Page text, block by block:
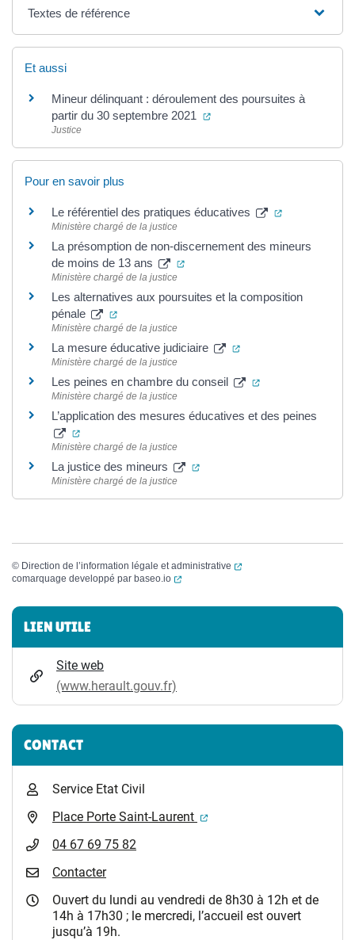
Textes de référence
Et aussi
Mineur délinquant : déroulement des poursuites à
partir du 30 septembre 2021
(ouverture dans un nouvel
Justice
Pour en savoir plus
Le référentiel des pratiques éducatives (ouverture
Ministère chargé de la justice
La présomption de non-discernement des mineurs
de moins de 13 ans
(ouverture dans un nouvel
Ministère chargé de la justice
Les alternatives aux poursuites et la composition
pénale
(ouverture dans un nouvel onglet)
Ministère chargé de la justice
La mesure éducative judiciaire (ouverture dans un
Ministère chargé de la justice
Les peines en chambre du conseil (ouverture dans
Ministère chargé de la justice
L’application des mesures éducatives et des peines
(ouverture dans un nouvel onglet)
Ministère chargé de la justice
La justice des mineurs (ouverture dans un nouvel
Ministère chargé de la justice
© Direction de l’information légale et administrative
(ouverture dans un
comarquage developpé par baseo.io (ouverture dans un nouvel onglet)
Informations complémentaires
LIEN UTILE
Site web
(www.herault.gouv.fr)
CONTACT
Service Etat Civil
Place Porte Saint-Laurent
(ouverture dans un
04 67 69 75 82
Contacter
Ouvert du lundi au vendredi de 8h30 à 12h et de
14h à 17h30 ; le mercredi, l’accueil est ouvert
jusqu’à 19h.